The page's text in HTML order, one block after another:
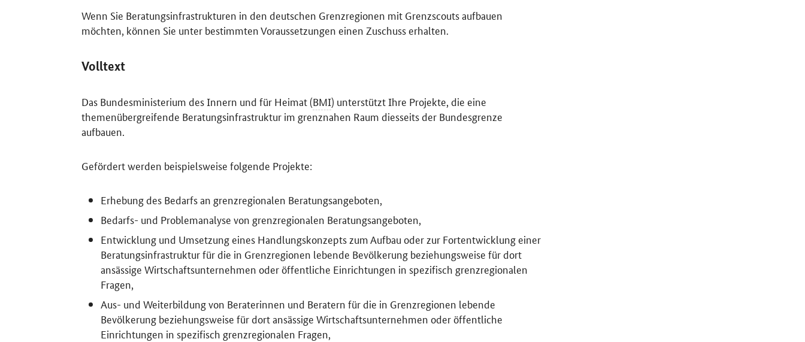
Wenn Sie Beratungsinfrastrukturen in den deutschen Grenzregionen mit Grenzscouts aufbauen
möchten, können Sie unter bestimmten Voraussetzungen einen Zuschuss erhalten.
Volltext
Das Bundesministerium des Innern und für Heimat (BMI) unterstützt Ihre Projekte, die eine
themenübergreifende Beratungsinfrastruktur im grenznahen Raum diesseits der Bundesgrenze
aufbauen.
Gefördert werden beispielsweise folgende Projekte:
Erhebung des Bedarfs an grenzregionalen Beratungsangeboten,
Bedarfs- und Problemanalyse von grenzregionalen Beratungsangeboten,
Entwicklung und Umsetzung eines Handlungskonzepts zum Aufbau oder zur Fortentwicklung einer
Beratungsinfrastruktur für die in Grenzregionen lebende Bevölkerung beziehungsweise für dort
ansässige Wirtschaftsunternehmen oder öffentliche Einrichtungen in spezifisch grenzregionalen
Fragen,
Aus- und Weiterbildung von Beraterinnen und Beratern für die in Grenzregionen lebende
Bevölkerung beziehungsweise für dort ansässige Wirtschaftsunternehmen oder öffentliche
Einrichtungen in spezifisch grenzregionalen Fragen,